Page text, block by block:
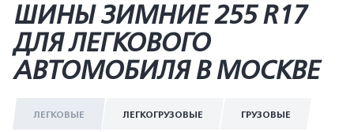
ШИНЫ ЗИМНИЕ 255 R17
ДЛЯ ЛЕГКОВОГО
АВТОМОБИЛЯ В МОСКВЕ
ЛЕГКОВЫЕ ЛЕГКОГРУЗОВЫЕ ГРУЗОВЫЕ